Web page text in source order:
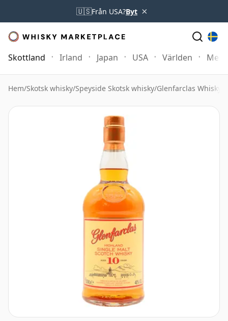
🇺🇸Från USA?Byt ×
Skottland Irland Japan USA Världen Mer
Hem/Skotsk whisky/Speyside Skotsk whisky/Glenfarclas Whisky